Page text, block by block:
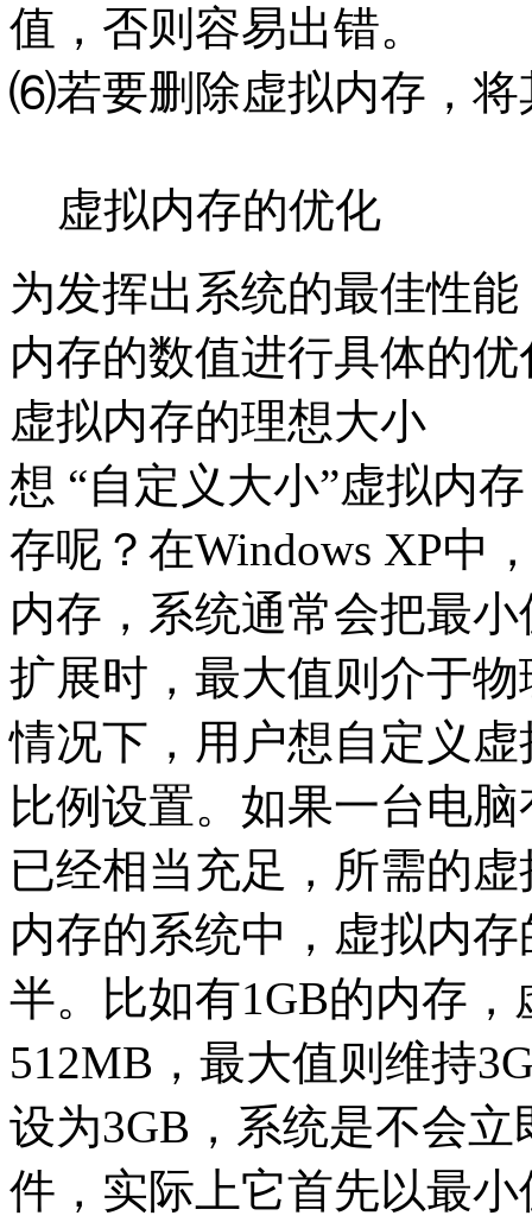
值，否则容易出错。
⑹若要删除虚拟内存，将
虚拟内存的优化
为发挥出系统的最佳性
内存的数值进行具体的优
虚拟内存的理想大小
想 “自定义大小”虚拟内
存呢？在Windows XP中
内存，系统通常会把最
扩展时，最大值则介于
情况下，用户想自定义
比例设置。如果一台电
已经相当充足，所需的
内存的系统中，虚拟内
半。比如有1GB的内存
512MB，最大值则维持
设为3GB，系统是不会立
件，实际上它首先以最